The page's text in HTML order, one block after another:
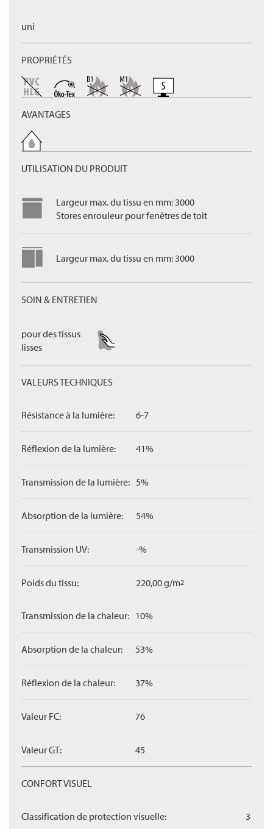
uni
PROPRIÉTÉS
AVANTAGES
UTILISATION DU PRODUIT
Largeur max. du tissu en mm: 3000
Stores enrouleur pour fenêtres de toit
Largeur max. du tissu en mm: 3000
SOIN & ENTRETIEN
pour des tissus
lisses
VALEURS TECHNIQUES
Résistance à la lumière: 6-7
Réflexion de la lumière: 41%
Transmission de la lumière: 5%
Absorption de la lumière: 54%
Transmission UV: -%
Poids du tissu: 220,00 g/m2
Transmission de la chaleur: 10%
Absorption de la chaleur: 53%
Réflexion de la chaleur: 37%
Valeur FC: 76
Valeur GT: 45
CONFORT VISUEL
Classification de protection visuelle: 3